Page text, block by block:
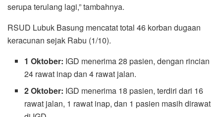
serupa terulang lagi,” tambahnya.
RSUD Lubuk Basung mencatat total 46 korban dugaan
keracunan sejak Rabu (1/10).
1 Oktober: IGD menerima 28 pasien, dengan rincian
24 rawat inap dan 4 rawat jalan.
2 Oktober: IGD menerima 18 pasien, terdiri dari 16
rawat jalan, 1 rawat inap, dan 1 pasien masih dirawat